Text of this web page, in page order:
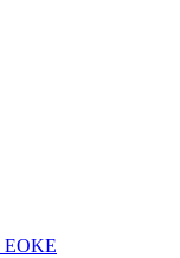
ΕΟΚΕ